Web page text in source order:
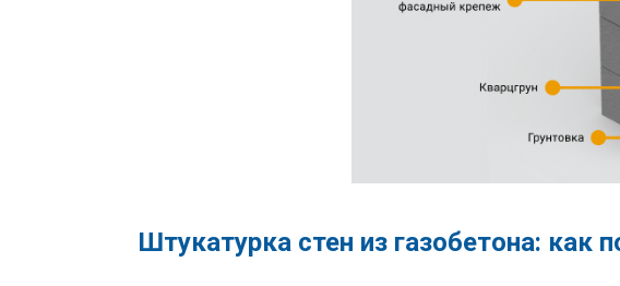
Штукатурка стен из газобетона: как